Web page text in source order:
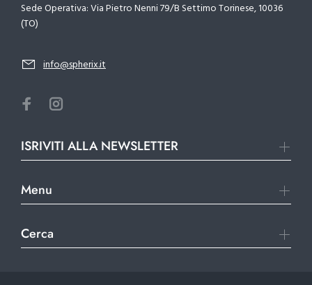
Sede Operativa: Via Pietro Nenni 79/B Settimo Torinese, 10036
(TO)
info@spherix.it
ISRIVITI ALLA NEWSLETTER
Menu
Cerca